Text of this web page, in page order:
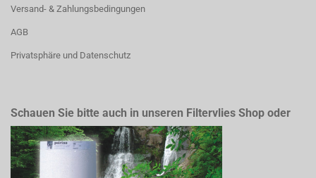
Versand- & Zahlungsbedingungen
AGB
Privatsphäre und Datenschutz
Schauen Sie bitte auch in unseren Filtervlies Shop oder